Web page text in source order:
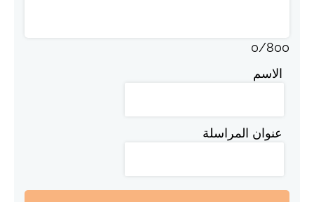
0/800
الاسم
عنوان المراسلة